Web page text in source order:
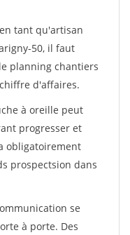
tant qu'artisan
50, il faut
planning chantiers
d'affaires.
à oreille peut
progresser et
obligatoirement
prospectsion dans
se
à porte. Des